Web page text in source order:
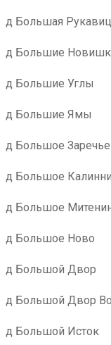
д Большая
д Большие
д Большие Углы
д Большие Ямы
д Большое Заречье
д Большое
д Большое
д Большое Ново
д Большой Двор
д Большой Двор
д Большой Исток